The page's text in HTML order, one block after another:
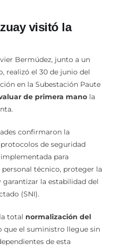
visitó la
Bermúdez, junto a un
realizó el 30 de junio del
en la Subestación Paute
de primera mano la
confirmaron la
de seguridad
para
técnico, proteger la
la estabilidad del
(SNI).
total normalización del
que el suministro llegue sin
de esta